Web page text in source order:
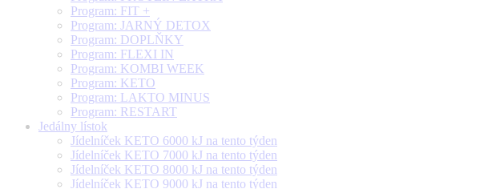
Program: FIT +
Program: JARNÝ DETOX
Program: DOPLŇKY
Program: FLEXI IN
Program: KOMBI WEEK
Program: KETO
Program: LAKTO MINUS
Program: RESTART
Jedálny lístok
Jídelníček KETO 6000 kJ na tento týden
Jídelníček KETO 7000 kJ na tento týden
Jídelníček KETO 8000 kJ na tento týden
Jídelníček KETO 9000 kJ na tento týden